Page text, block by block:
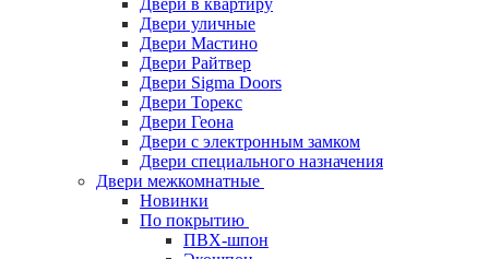
Двери в квартиру
Двери уличные
Двери Мастино
Двери Райтвер
Двери Sigma Doors
Двери Торекс
Двери Геона
Двери с электронным замком
Двери специального назначения
Двери межкомнатные
Новинки
По покрытию
ПВХ-шпон